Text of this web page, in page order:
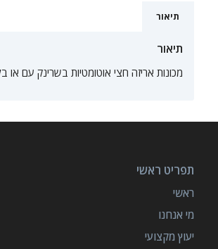
תיאור
תיאור
מכונות אריזה חצי אוטומטיות בשרינק עם או
תפריט ראשי
ראשי
מי אנחנו
יעוץ מקצועי